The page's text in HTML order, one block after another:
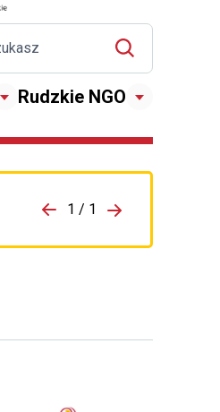
Rudzkie NGO
1 / 1
Przejdź do